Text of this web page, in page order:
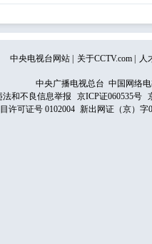
中央电视台网站 关于CCTV.com 人
中央广播电视总台 中国网络
法和不良信息举报
京ICP证060535号
许可证号 0102004 新出网证（京）